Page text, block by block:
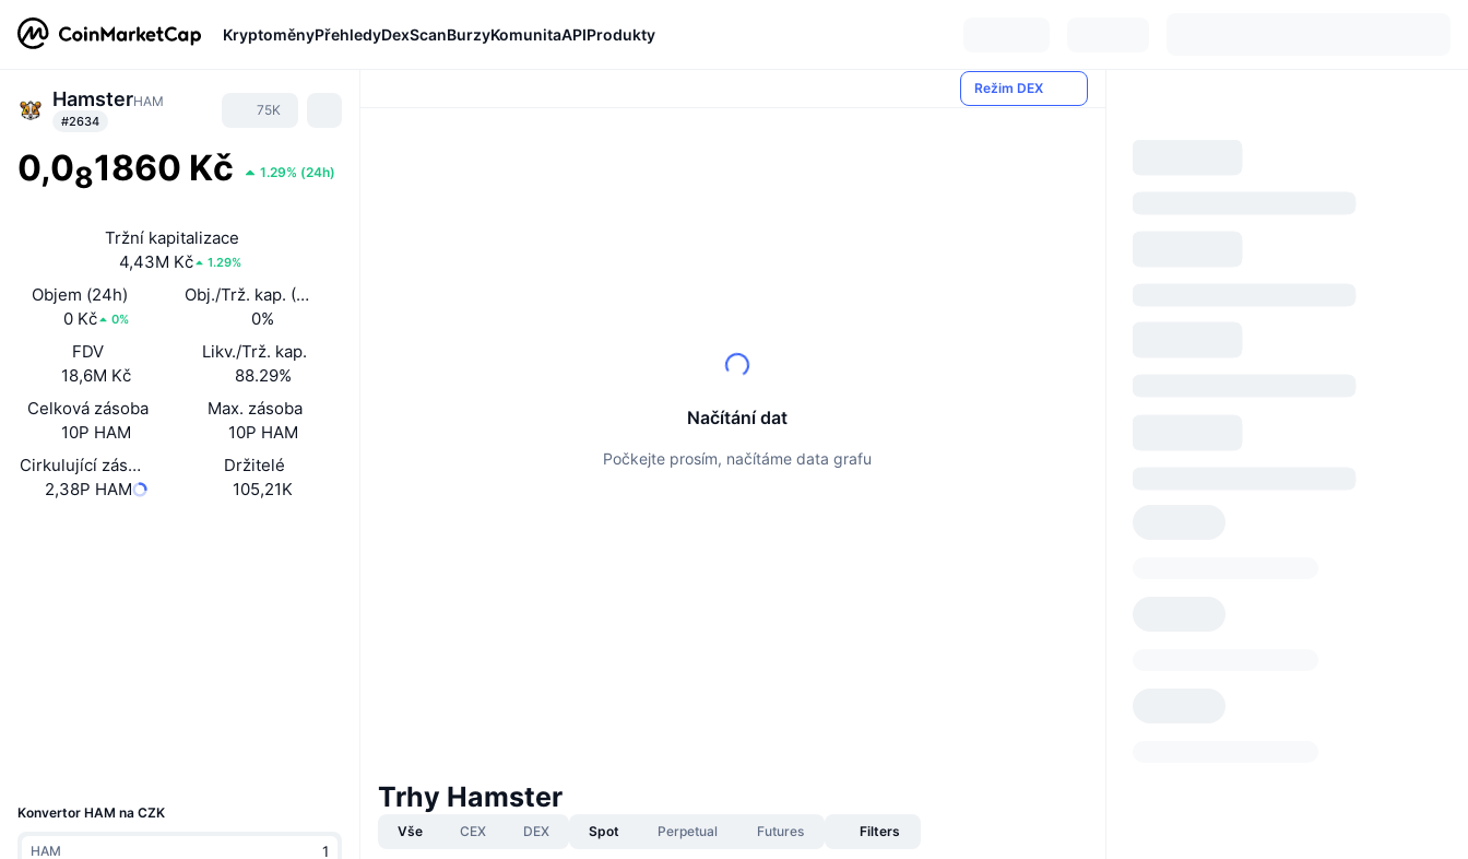
KryptoměnyPřehledyDexScanBurzyKomunitaAPIProdukty
HamsterHAM
#2634
75K
0,081860 Kč 1.29% (24h)
Tržní kapitalizace
4,43M Kč
1.29%
Objem (24h)
0 Kč
0%
Obj./Trž. kap. (24 h)
0%
FDV
18,6M Kč
Likv./Trž. kap.
88.29%
Celková zásoba
10P HAM
Max. zásoba
10P HAM
Cirkulující zásoba
2,38P HAM
Držitelé
105,21K
Konvertor HAM na CZK
HAM
Režim DEX
Načítání dat
Počkejte prosím, načítáme data grafu
Trhy Hamster
Vše CEX DEX Spot Perpetual Futures Filters